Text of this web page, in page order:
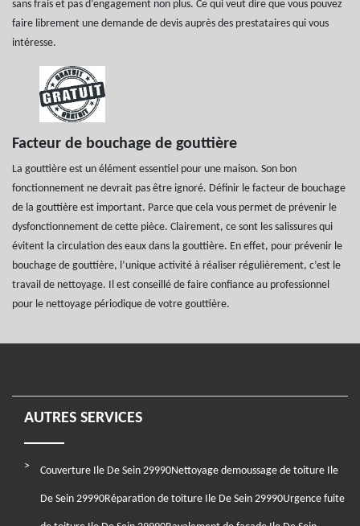
sans frais et pas d’engagement non plus. Ce qui veut dire que vous pouvez
faire librement une demande de devis auprès des prestataires qui vous
intéresse.
Facteur de bouchage de gouttière
La gouttière est un élément essentiel pour une maison. Son bon
fonctionnement ne devrait pas être ignoré. Définir le facteur de bouchage
de la gouttière est important. Parce que cela vous permet de prévenir le
dysfonctionnement de cette pièce. Clairement, ce sont les salissures qui
évitent la circulation des eaux dans la gouttière. En effet, pour prévenir le
bouchage de gouttière, l’unique activité à réaliser régulièrement, c’est le
travail de nettoyage. Il est conseillé de faire confiance au professionnel
pour le nettoyage périodique de votre gouttière.
AUTRES SERVICES
Couverture Ile De Sein 29990Nettoyage demoussage de toiture Ile
De Sein 29990Réparation de toiture Ile De Sein 29990Urgence fuite